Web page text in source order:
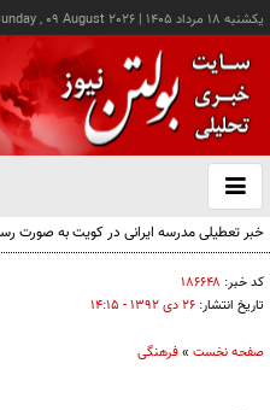
يکشنبه ۱۸ مرداد ۱۴۰۵ |
, 09 August 2026
باز
و
خبر تعطیلی مدرسه ایرانی در کویت به صورت
کد خبر: ۱۸۶۶۴۸
تاریخ انتشار: ۲۶ دی ۱۳۹۲ - ۱۴:۱۵
صفحه نخست »فرهنگی